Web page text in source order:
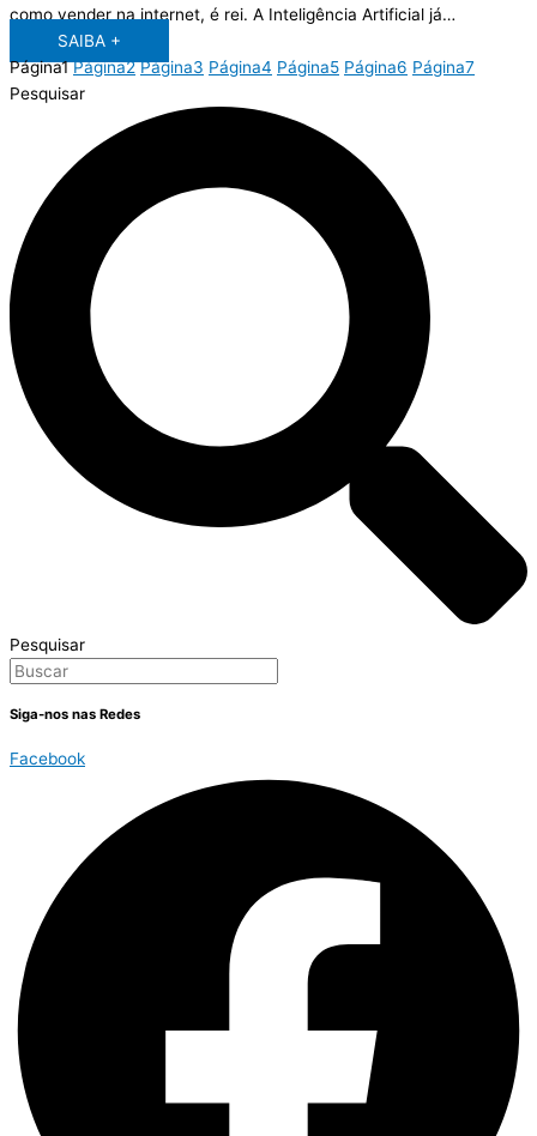
como vender na internet, é rei. A Inteligência Artificial já…
SAIBA +
Página1 Página2 Página3 Página4 Página5 Página6 Página7
Pesquisar
Pesquisar
Siga-nos nas Redes
Facebook